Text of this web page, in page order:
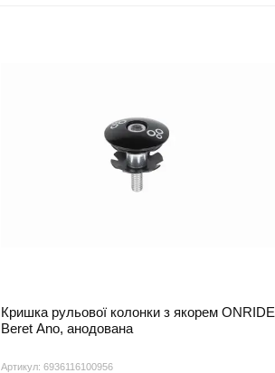
Артикул: 6936116100956
Кришка рульової колонки з якорем ONRIDE
Beret Ano, анодована